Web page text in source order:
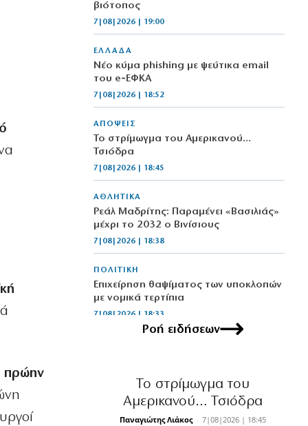
πρώην
βιότοπος
7|08|2026 | 19:00
ΕΛΛΑΔΑ
Νέο κύμα phishing με ψεύτικα email
του e‑ΕΦΚΑ
7|08|2026 | 18:52
ΑΠΟΨΕΙΣ
Το στρίμωγμα του Αμερικανού…
Τσιόδρα
7|08|2026 | 18:45
ΑΘΛΗΤΙΚΑ
Ρεάλ Μαδρίτης: Παραμένει «Βασιλιάς»
μέχρι το 2032 ο Βινίσιους
7|08|2026 | 18:38
ΠΟΛΙΤΙΚΗ
Επιχείρηση θαψίματος των υποκλοπών
με νομικά τερτίπια
7|08|2026 | 18:33
7|08|2026 | 18:30
ΟΙΚΟΝΟΜΙΑ
Ροή ειδήσεων
Το στρίμωγμα του
Αμερικανού… Τσιόδρα
Παναγιώτης Λιάκος - 7|08|2026 | 18:45